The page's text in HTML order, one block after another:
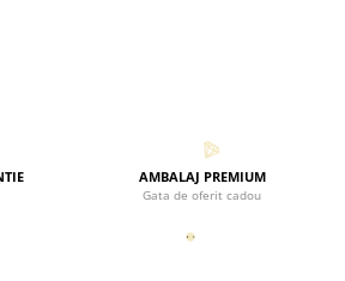
AMBALAJ PREMIUM
Gata de oferit cadou